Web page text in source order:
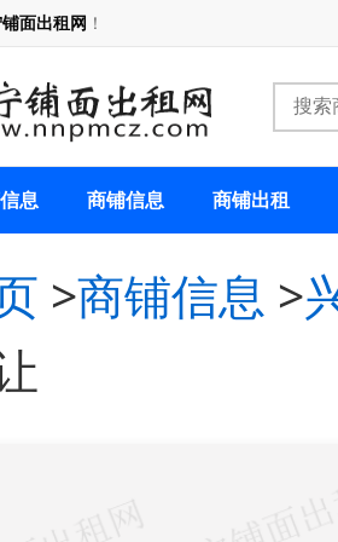
面出租网 ！
息 商铺信息 商铺出租
>商铺信息 >